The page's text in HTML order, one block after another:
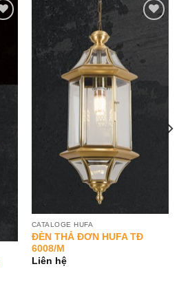
CATALOGE HUFA
ĐÈN THẢ ĐƠN HUFA TĐ
6008/M
Liên hệ